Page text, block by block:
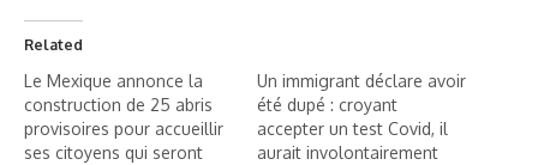
Related
Le Mexique annonce la
construction de 25 abris
provisoires pour accueillir
ses citoyens qui seront
Un immigrant déclare avoir
été dupé : croyant
accepter un test Covid, il
aurait involontairement